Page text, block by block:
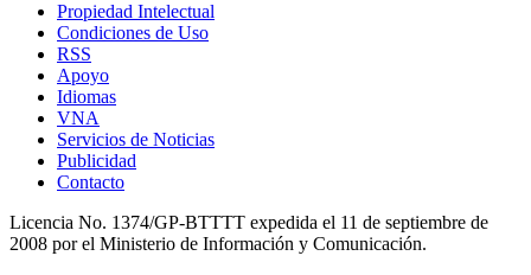
Propiedad Intelectual
Condiciones de Uso
RSS
Apoyo
Idiomas
VNA
Servicios de Noticias
Publicidad
Contacto
Licencia No. 1374/GP-BTTTT expedida el 11 de septiembre de
2008 por el Ministerio de Información y Comunicación.